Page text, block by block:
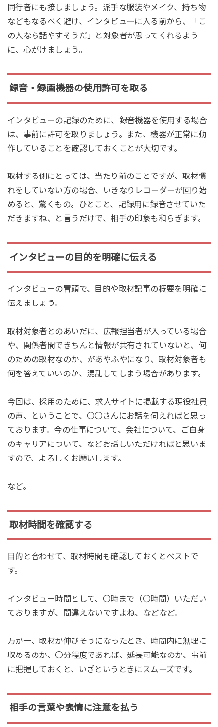
同行者にも接しましょう。派手な服装やメイク、持ち物
などもなるべく避け、インタビューに入る前から、「こ
の人なら話やすそうだ」と対象者が思ってくれるよう
に、心がけましょう。
録音・録画機器の使用許可を取る
インタビューの記録のために、録音機器を使用する場合
は、事前に許可を取りましょう。また、機器が正常に動
作していることを確認しておくことが大切です。
取材する側にとっては、当たり前のことですが、取材慣
れをしていない方の場合、いきなりレコーダーが回り始
めると、驚くもの。ひとこと、記録用に録音させていた
だきますね、と言うだけで、相手の印象も和らぎます。
インタビューの目的を明確に伝える
インタビューの冒頭で、目的や取材記事の概要を明確に
伝えましょう。
取材対象者とのあいだに、広報担当者が入っている場合
や、関係者間できちんと情報が共有されていないと、何
のための取材なのか、があやふやになり、取材対象者も
何を答えていいのか、混乱してしまう場合があります。
今回は、採用のために、求人サイトに掲載する現役社員
の声、ということで、〇〇さんにお話を伺えればと思っ
ております。今の仕事について、会社について、ご自身
のキャリアについて、などお話しいただければと思いま
すので、よろしくお願いします。
など。
取材時間を確認する
目的と合わせて、取材時間も確認しておくとベストで
す。
インタビュー時間として、〇時まで（〇時間）いただい
ておりますが、間違えないですよね、などなど。
万が一、取材が伸びそうになったとき、時間内に無理に
収めるのか、〇分程度であれば、延長可能なのか、事前
に把握しておくと、いざというときにスムーズです。
相手の言葉や表情に注意を払う